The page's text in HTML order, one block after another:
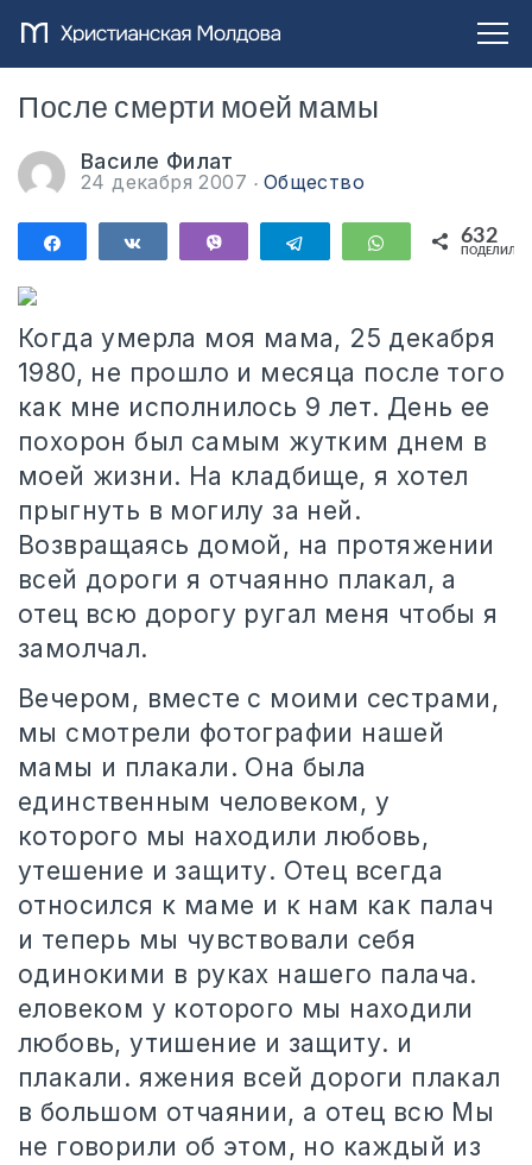
После смерти моей мамы
Василе Филат
24 декабря 2007 Общество
ПоделитьсяПоделиться Telegram WhatsApp
632
Когда умерла моя мама, 25 декабря
1980, не прошло и месяца после того
как мне исполнилось 9 лет. День ее
похорон был самым жутким днем в
моей жизни. На кладбище, я хотел
прыгнуть в могилу за ней.
Возвращаясь домой, на протяжении
всей дороги я отчаянно плакал, а
отец всю дорогу ругал меня чтобы я
замолчал.
Вечером, вместе с моими сестрами,
мы смотрели фотографии нашей
мамы и плакали. Она была
единственным человеком, у
которого мы находили любовь,
утешение и защиту. Отец всегда
относился к маме и к нам как палач
и теперь мы чувствовали себя
одинокими в руках нашего палача.
еловеком у которого мы находили
любовь, утишение и защиту. и
плакали. яжения всей дороги плакал
в большом отчаянии, а отец всю Мы
не говорили об этом, но каждый из